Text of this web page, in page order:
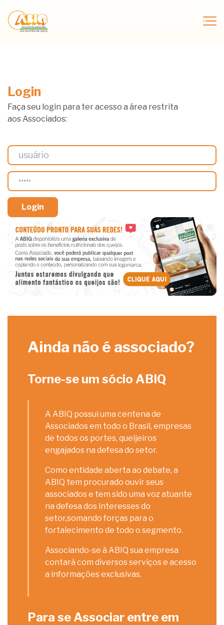
Login
Faça seu login para ter acesso a área restrita
aos Associados:
Ainda não é associado?
Torne-se um sócio ABIQ
A ABIQ possui uma centena de
Associados em todo o Brasil, empresas
de todos os portes, queijeiros
engajados na defesa do setor.
Como entidade aberta ao debate, a
ABIQ tem procurado ouvir seus
associados e tem sido uma voz atuante
na defesa dos interesses do
setor,somando forças para o
fortalecimento de todo o segmento.
Associando-se à ABIQ sua empresa
contará com diversos serviços e acesso
a informações exclusivas.
Para se Associar entre em